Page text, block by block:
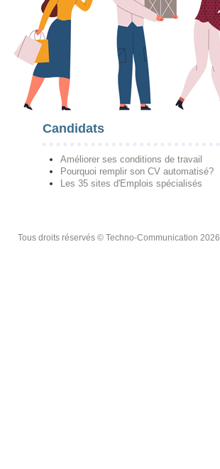
Candidats
Améliorer ses conditions de travail
Pourquoi remplir son CV automatisé?
Les 35 sites d'Emplois spécialisés
Tous droits réservés © Techno-Communication 2026